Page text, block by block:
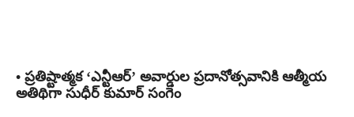
• ప్రతిష్టాత్మక ‘ఎన్టీఆర్’ అవార్డుల ప్రదానోత్సవానికి ఆత్మీయ
అతిథిగా సుధీర్ కుమార్ సంగెం